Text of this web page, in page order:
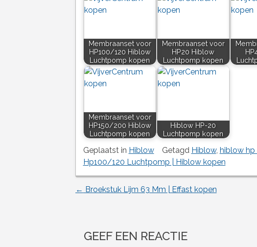
Membraanset voor
HP100/120 Hiblow
Luchtpomp kopen
Membraanset voor
HP20 Hiblow
Luchtpomp kopen
Membraanset voor
HP150/200 Hiblow
Luchtpomp kopen
Hiblow HP-20
Luchtpomp kopen
Geplaatst in Hiblow Getagd Hiblow, hiblow
Hp100/120 Luchtpomp | Hiblow kopen
Berichtnavigatie
← Broekstuk Lijm 63 Mm | Effast kopen
GEEF EEN REACTIE